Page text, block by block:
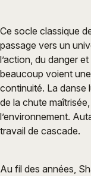
Ce socle classique
passage vers un
l’action, du danger
beaucoup voient
continuité. La danse
de la chute
l’environnement.
travail de cascade.
Au fil des années,